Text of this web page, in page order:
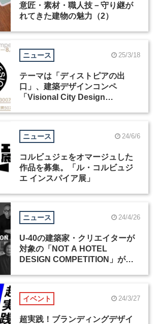
意匠・素材・職人技－守り継が
れてきた建物の魅力（2）
ニュース 25/3/18
テーマは「ディストピアの出
口」、建築デザインコンペ
「Visional City Design
ニュース 24/6/6
コルビュジェをオマージュした
作品を募集。「ル・コルビュジ
エ インスパイア展」
ニュース 24/4/26
U-40の建築家・クリエイターが
対象の「NOT A HOTEL
DESIGN COMPETITION」が作
イベント 24/3/27
超実践！ブランディングデザイ